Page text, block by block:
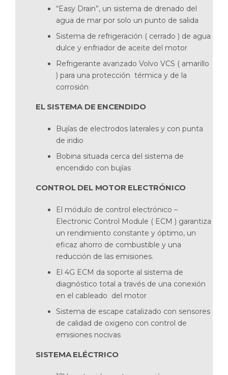
“Easy Drain”, un sistema de drenado del
agua de mar por solo un punto de salida
Sistema de refrigeración ( cerrado ) de agua
dulce y enfriador de aceite del motor
Refrigerante avanzado Volvo VCS ( amarillo
) para una protección térmica y de la
corrosión
EL SISTEMA DE ENCENDIDO
Bujías de electrodos laterales y con punta
de iridio
Bobina situada cerca del sistema de
encendido con bujías
CONTROL DEL MOTOR ELECTRÓNICO
El módulo de control electrónico –
Electronic Control Module ( ECM ) garantiza
un rendimiento constante y óptimo, un
eficaz ahorro de combustible y una
reducción de las emisiones.
El 4G ECM da soporte al sistema de
diagnóstico total a través de una conexión
en el cableado del motor
Sistema de escape catalizado con sensores
de calidad de oxigeno con control de
emisiones nocivas
SISTEMA ELÉCTRICO